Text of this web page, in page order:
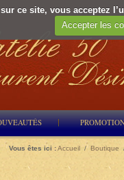
ce site, vous acceptez
Accepter les
Vous êtes ici :Accueil / Boutique